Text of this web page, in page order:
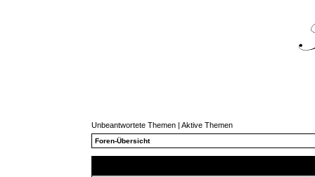
Unbeantwortete Themen | Aktive Themen
Foren-Übersicht